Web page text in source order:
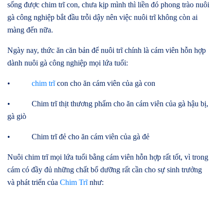
sống được chim trĩ con, chưa kịp mình thì liền đó phong trào nuôi
gà công nghiệp bắt đầu trỗi dậy nên việc nuôi trĩ không còn ai
màng đến nữa.
Ngày nay, thức ăn căn bản để nuôi trĩ chính là cám viên hỗn hợp
dành nuôi gà công nghiệp mọi lứa tuổi:
• chim trĩcon cho ăn cám viên của gà con
• Chim trĩ thịt thương phẩm cho ăn cám viên của gà hậu bị,
gà giò
• Chim trĩ đẻ cho ăn cám viên của gà đẻ
Nuôi chim trĩ mọi lứa tuổi bằng cám viên hỗn hợp rất tốt, vì trong
cám có đầy đủ những chất bổ dưỡng rất cần cho sự sinh trưởng
và phát triển của Chim Trĩnhư: